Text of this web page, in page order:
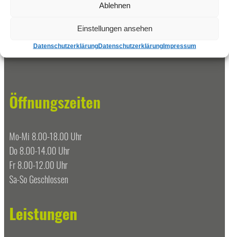
Ablehnen
Einstellungen ansehen
DatenschutzerklärungDatenschutzerklärungImpressum
Tel.: 040 – 64 370 04
info@rahlstedt-zahnarzt.de
Öffnungszeiten
Mo-Mi 8.00-18.00 Uhr
Do 8.00-14.00 Uhr
Fr 8.00-12.00 Uhr
Sa-So Geschlossen
Leistungen